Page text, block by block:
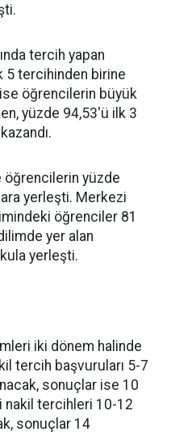
tercih yapan
5 tercihinden birine
öğrencilerin büyük
yüzde 94,53'ü ilk 3
öğrencilerin yüzde
yerleşti. Merkezi
öğrenciler 81
yer alan
yerleşti.
iki dönem halinde
tercih başvuruları 5-7
sonuçlar ise 10
nakil tercihleri 10-12
sonuçlar 14